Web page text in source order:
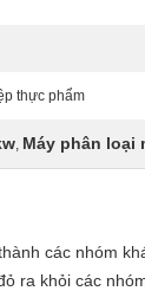
thực phẩm
, Máy phân loại
các nhóm
ra khỏi các